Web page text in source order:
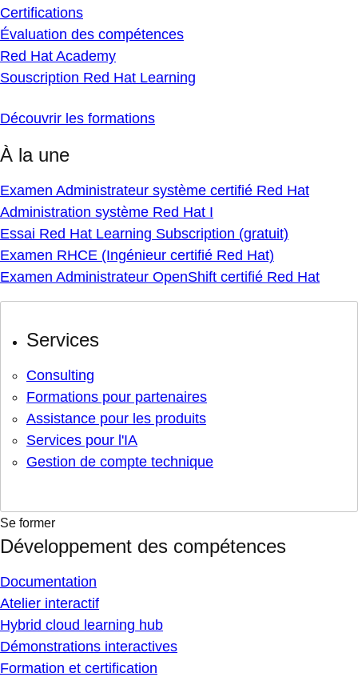
Certifications
Évaluation des compétences
Red Hat Academy
Souscription Red Hat Learning
Découvrir les formations
À la une
Examen Administrateur système certifié Red Hat
Administration système Red Hat I
Essai Red Hat Learning Subscription (gratuit)
Examen RHCE (Ingénieur certifié Red Hat)
Examen Administrateur OpenShift certifié Red Hat
Services
Consulting
Formations pour partenaires
Assistance pour les produits
Services pour l'IA
Gestion de compte technique
Se former
Développement des compétences
Documentation
Atelier interactif
Hybrid cloud learning hub
Démonstrations interactives
Formation et certification